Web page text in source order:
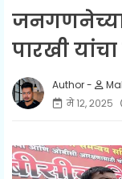
जनगणनेच्या
पारखी
मे १२, २०२५